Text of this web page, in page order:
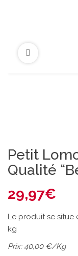
Petit
Qualité
29,97€
Le produit se situe
kg
Prix: 40,00 €/Kg